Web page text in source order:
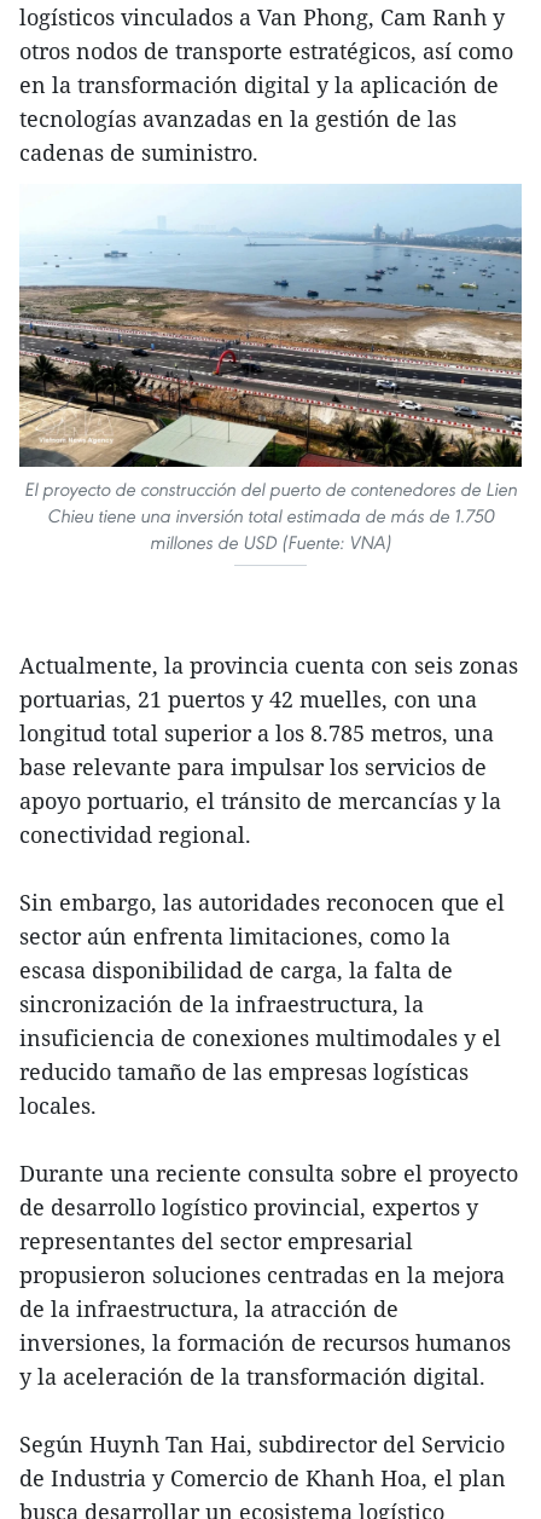
logísticos vinculados a Van Phong, Cam Ranh y
otros nodos de transporte estratégicos, así como
en la transformación digital y la aplicación de
tecnologías avanzadas en la gestión de las
cadenas de suministro.
El proyecto de construcción del puerto de contenedores de Lien
Chieu tiene una inversión total estimada de más de 1.750
millones de USD (Fuente: VNA)
Actualmente, la provincia cuenta con seis zonas
portuarias, 21 puertos y 42 muelles, con una
longitud total superior a los 8.785 metros, una
base relevante para impulsar los servicios de
apoyo portuario, el tránsito de mercancías y la
conectividad regional.
Sin embargo, las autoridades reconocen que el
sector aún enfrenta limitaciones, como la
escasa disponibilidad de carga, la falta de
sincronización de la infraestructura, la
insuficiencia de conexiones multimodales y el
reducido tamaño de las empresas logísticas
locales.
Durante una reciente consulta sobre el proyecto
de desarrollo logístico provincial, expertos y
representantes del sector empresarial
propusieron soluciones centradas en la mejora
de la infraestructura, la atracción de
inversiones, la formación de recursos humanos
y la aceleración de la transformación digital.
Según Huynh Tan Hai, subdirector del Servicio
de Industria y Comercio de Khanh Hoa, el plan
busca desarrollar un ecosistema logístico